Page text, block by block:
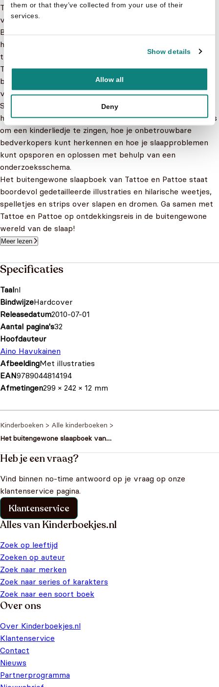
them or that they’ve collected from your use of their
services.
Show details
Allow all
Deny
Tattoe en Pattoe zijn twee broers die zich af en toe
vreemd gedragen. Ze komen dan ook uit
Buitengewoondorp, waar de dingen er anders toegaan dan
hier. Met veel zin en een grote dosis nieuwsgierigheid
trekken Tattoe en Pattoe op avontuur in onze wereld.
Tattoe en Pattoe hebben bezoek: hun petekindje Malloe
blijft een nachtje slapen. Ze hebben haar komst goed
voorbereid en lezen haar voor uit hun meesterwerk Over
Slapen, Dromen en Kinderliedjes. Daarin staat bijvoorbeeld
hoe je de beste knuffel kunt kiezen, wat de ideale manier is
om een kinderliedje te zingen, hoe je onbetrouwbare
bedverkopers kunt herkennen en hoe je slaapproblemen
kunt opsporen en oplossen met behulp van een
onderzoeksschema.
Het buitengewone slaapboek van Tattoe en Pattoe staat
boordevol gedetailleerde illustraties en hilarische weetjes,
spelletjes en strips over slapen en dromen. Ga samen met
Tattoe en Pattoe op ontdekkingsreis in de buitengewone
wereld van de slaap!
Meer lezen
Specificaties
Taalnl
BindwijzeHardcover
Releasedatum2010-07-01
Aantal pagina's32
Hoofdauteur
Aino Havukainen
AfbeeldingMet illustraties
EAN9789044814194
Afmetingen299 × 242 × 12 mm
Kinderboeken > Alle kinderboeken >
Het buitengewone slaapboek van
Heb je een vraag?
Vind binnen no-time antwoord op je vraag op onze
klantenservice pagina.
Klantenservice
Alles van Kinderboekjes.nl
Zoek op leeftijd
Zoeken op auteur
Zoek naar merken
Zoek naar series of karakters
Zoek naar een soort boek
Over ons
Over Kinderboekjes.nl
Klantenservice
Contact
Nieuws
Partnerprogramma